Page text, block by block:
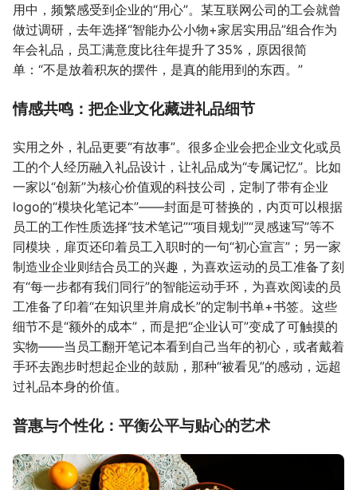
用中，频繁感受到企业的“用心”。某互联网公司的工会就曾
做过调研，去年选择“智能办公小物+家居实用品”组合作为
年会礼品，员工满意度比往年提升了35%，原因很简
单：“不是放着积灰的摆件，是真的能用到的东西。”
情感共鸣：把企业文化藏进礼品细节
实用之外，礼品更要“有故事”。很多企业会把企业文化或员
工的个人经历融入礼品设计，让礼品成为“专属记忆”。比如
一家以“创新”为核心价值观的科技公司，定制了带有企业
logo的“模块化笔记本”——封面是可替换的，内页可以根据
员工的工作性质选择“技术笔记”“项目规划”“灵感速写”等不
同模块，扉页还印着员工入职时的一句“初心宣言”；另一家
制造业企业则结合员工的兴趣，为喜欢运动的员工准备了刻
有“每一步都有我们同行”的智能运动手环，为喜欢阅读的员
工准备了印着“在知识里并肩成长”的定制书单+书签。这些
细节不是“额外的成本”，而是把“企业认可”变成了可触摸的
实物——当员工翻开笔记本看到自己当年的初心，或者戴着
手环去跑步时想起企业的鼓励，那种“被看见”的感动，远超
过礼品本身的价值。
普惠与个性化：平衡公平与贴心的艺术